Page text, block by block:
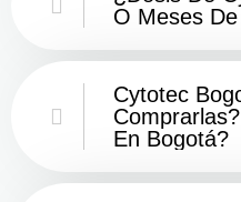
O Meses
Cytotec
En Bogotá?